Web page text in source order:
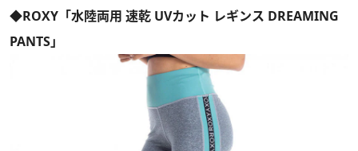
◆ROXY「水陸両用 速乾 UVカット レギンス DREAMING
PANTS」